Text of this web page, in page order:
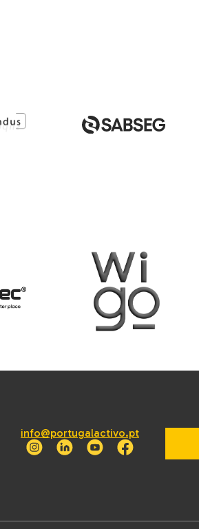
info@portugalactivo.pt